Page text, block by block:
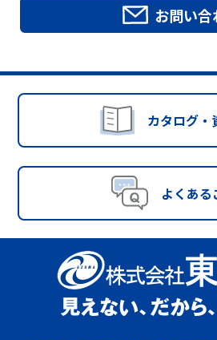
お問い合
カタログ・
よくある